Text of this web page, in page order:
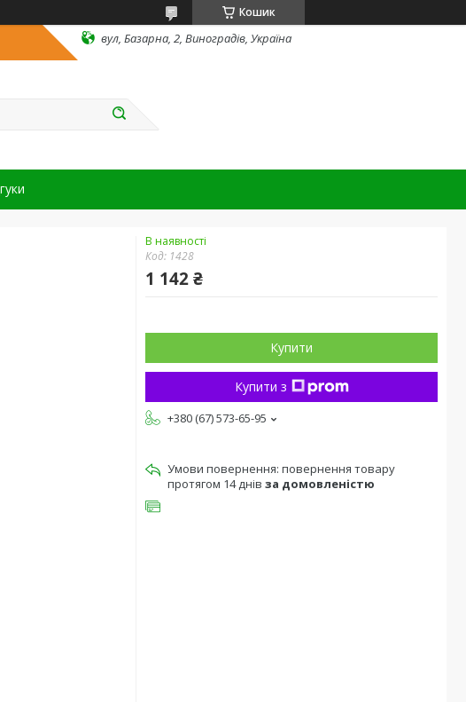
Кошик
вул, Базарна, 2, Виноградів, Україна
В наявності
Код: 1428
1 142 ₴
Купити
Купити з
+380 (67) 573-65-95
повернення товару
протягом 14 днів за домовленістю